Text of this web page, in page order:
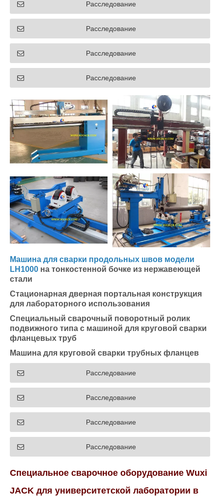
Расследование
Расследование
Расследование
Расследование
Машина для сварки продольных швов модели
LH1000 на тонкостенной бочке из нержавеющей
стали
Стационарная дверная портальная конструкция
для лабораторного использования
Специальный сварочный поворотный ролик
подвижного типа с машиной для круговой сварки
фланцевых труб
Машина для круговой сварки трубных фланцев
Расследование
Расследование
Расследование
Расследование
Специальное сварочное оборудование Wuxi
JACK для университетской лаборатории в